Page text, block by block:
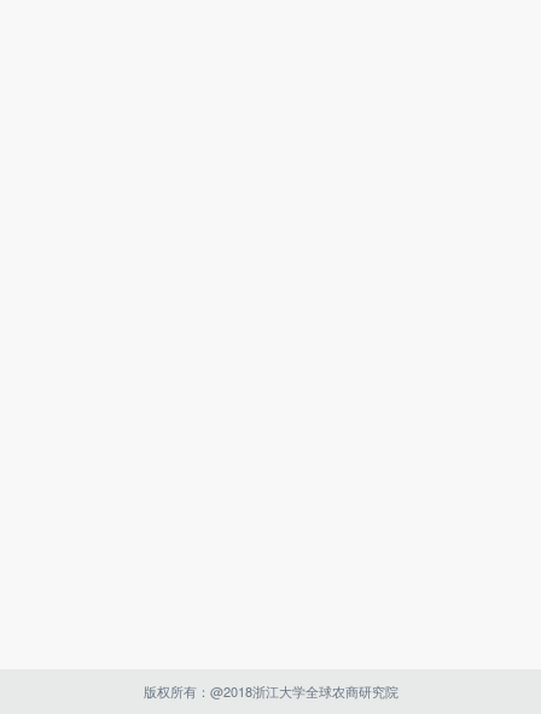
版权所有：@2018浙江大学全球农商研究院